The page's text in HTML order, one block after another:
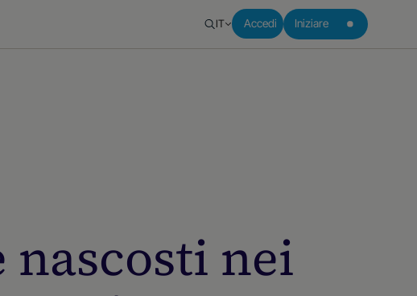
IT Accedi Iniziare
nei